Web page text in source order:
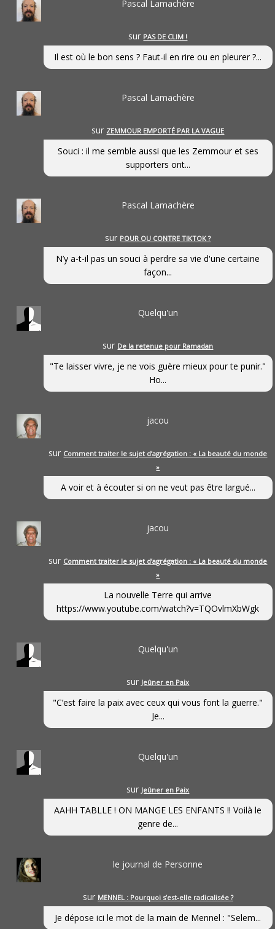
Pascal Lamachère
sur PAS DE CLIM !
Il est où le bon sens ? Faut-il en rire ou en pleurer ?...
Pascal Lamachère
sur ZEMMOUR EMPORTÉ PAR LA VAGUE
Souci : il me semble aussi que les Zemmour et ses
supporters ont...
Pascal Lamachère
sur POUR OU CONTRE TIKTOK ?
N’y a-t-il pas un souci à perdre sa vie d'une certaine
façon...
Quelqu'un
sur De la retenue pour Ramadan
"Te laisser vivre, je ne vois guère mieux pour te punir."
Ho...
jacou
sur Comment traiter le sujet d’agrégation : « La beauté du monde
»
A voir et à écouter si on ne veut pas être largué...
jacou
sur Comment traiter le sujet d’agrégation : « La beauté du monde
»
La nouvelle Terre qui arrive
https://www.youtube.com/watch?v=TQOvlmXbWgk
Quelqu'un
sur Jeûner en Paix
"C’est faire la paix avec ceux qui vous font la guerre."
Je...
Quelqu'un
sur Jeûner en Paix
AAHH TABLLE ! ON MANGE LES ENFANTS !! Voilà le
genre de...
le journal de Personne
sur MENNEL : Pourquoi s’est-elle radicalisée ?
Je dépose ici le mot de la main de Mennel : "Selem...